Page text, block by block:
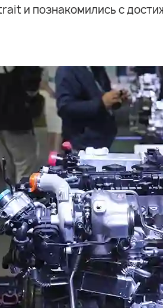
и познакомились с